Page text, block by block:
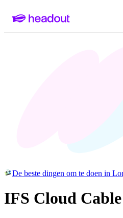
De beste dingen om te doen in
IFS Cloud